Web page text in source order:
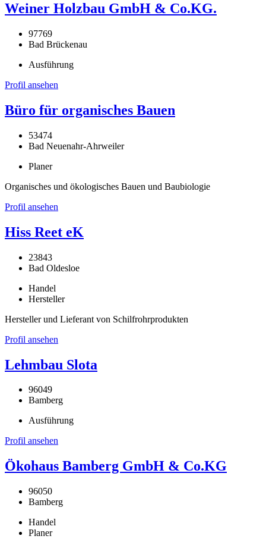
Weiner Holzbau GmbH & Co.KG.
97769
Bad Brückenau
Ausführung
Profil ansehen
Büro für organisches Bauen
53474
Bad Neuenahr-Ahrweiler
Planer
Organisches und ökologisches Bauen und Baubiologie
Profil ansehen
Hiss Reet eK
23843
Bad Oldesloe
Handel
Hersteller
Hersteller und Lieferant von Schilfrohrprodukten
Profil ansehen
Lehmbau Slota
96049
Bamberg
Ausführung
Profil ansehen
Ökohaus Bamberg GmbH & Co.KG
96050
Bamberg
Handel
Planer